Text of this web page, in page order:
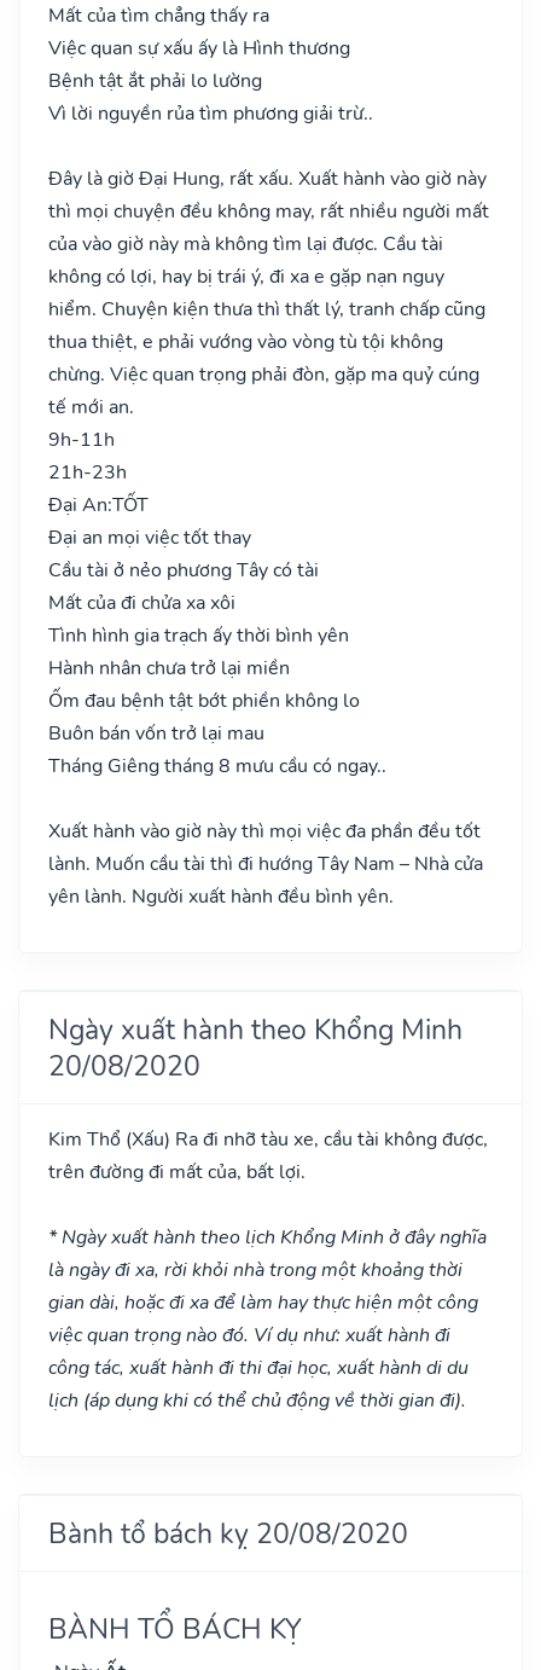
Mất của tìm chẳng thấy ra
Việc quan sự xấu ấy là Hình thương
Bệnh tật ắt phải lo lường
Vì lời nguyền rủa tìm phương giải trừ..
Đây là giờ Đại Hung, rất xấu. Xuất hành vào giờ này
thì mọi chuyện đều không may, rất nhiều người mất
của vào giờ này mà không tìm lại được. Cầu tài
không có lợi, hay bị trái ý, đi xa e gặp nạn nguy
hiểm. Chuyện kiện thưa thì thất lý, tranh chấp cũng
thua thiệt, e phải vướng vào vòng tù tội không
chừng. Việc quan trọng phải đòn, gặp ma quỷ cúng
tế mới an.
9h-11h
21h-23h
Đại An:TỐT
Đại an mọi việc tốt thay
Cầu tài ở nẻo phương Tây có tài
Mất của đi chửa xa xôi
Tình hình gia trạch ấy thời bình yên
Hành nhân chưa trở lại miền
Ốm đau bệnh tật bớt phiền không lo
Buôn bán vốn trở lại mau
Tháng Giêng tháng 8 mưu cầu có ngay..
Xuất hành vào giờ này thì mọi việc đa phần đều tốt
lành. Muốn cầu tài thì đi hướng Tây Nam – Nhà cửa
yên lành. Người xuất hành đều bình yên.
Ngày xuất hành theo Khổng Minh
20/08/2020
Kim Thổ (Xấu) Ra đi nhỡ tàu xe, cầu tài không được,
trên đường đi mất của, bất lợi.
* Ngày xuất hành theo lịch Khổng Minh ở đây nghĩa
là ngày đi xa, rời khỏi nhà trong một khoảng thời
gian dài, hoặc đi xa để làm hay thực hiện một công
việc quan trọng nào đó. Ví dụ như: xuất hành đi
công tác, xuất hành đi thi đại học, xuất hành di du
lịch (áp dụng khi có thể chủ động về thời gian đi).
Bành tổ bách kỵ 20/08/2020
BÀNH TỔ BÁCH KỴ